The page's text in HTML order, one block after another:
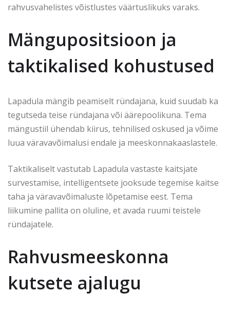
rahvusvahelistes võistlustes väärtuslikuks varaks.
Mängupositsioon ja
taktikalised kohustused
Lapadula mängib peamiselt ründajana, kuid suudab ka
tegutseda teise ründajana või äärepoolikuna. Tema
mängustiil ühendab kiirus, tehnilised oskused ja võime
luua väravavõimalusi endale ja meeskonnakaaslastele.
Taktikaliselt vastutab Lapadula vastaste kaitsjate
survestamise, intelligentsete jooksude tegemise kaitse
taha ja väravavõimaluste lõpetamise eest. Tema
liikumine pallita on oluline, et avada ruumi teistele
ründajatele.
Rahvusmeeskonna
kutsete ajalugu